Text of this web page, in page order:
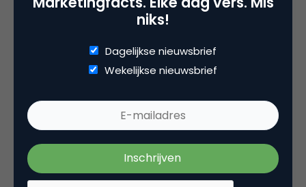
In de categorie ‘eerst een kogeltje, dan een
kanonskogel’ is het vaak de kunst om te leren door
Google
staat alle informatie.
Deel dit artikel
niks!
Dagelijkse nieuwsbrief
Wekelijkse nieuwsbrief